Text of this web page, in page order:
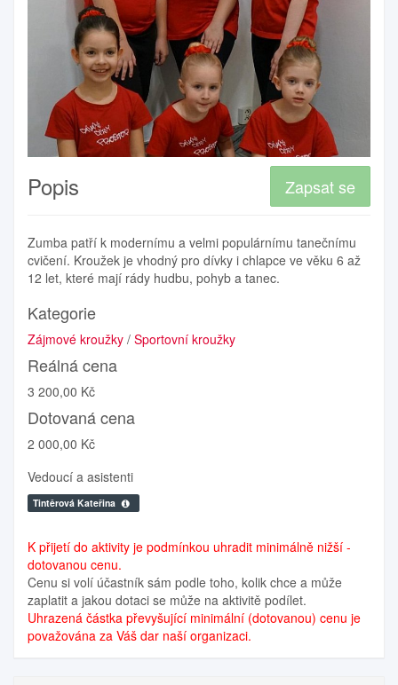
Popis Zapsat se
Zumba patří k modernímu a velmi populárnímu tanečnímu
cvičení. Kroužek je vhodný pro dívky i chlapce ve věku 6 až
12 let, které mají rády hudbu, pohyb a tanec.
Kategorie
Zájmové kroužky / Sportovní kroužky
Reálná cena
3 200,00 Kč
Dotovaná cena
2 000,00 Kč
Vedoucí a asistenti
Tintěrová Kateřina
K přijetí do aktivity je podmínkou uhradit minimálně nižší -
dotovanou cenu.
Cenu si volí účastník sám podle toho, kolik chce a může
zaplatit a jakou dotaci se může na aktivitě podílet.
Uhrazená částka převyšující minimální (dotovanou) cenu je
považována za Váš dar naší organizaci.